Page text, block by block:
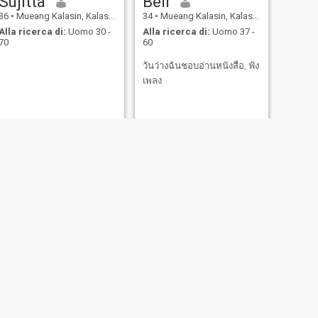
• Mueang Kalasin, Kalasin, Thailandia
ricerca di: Uomo 30 -
34 • Mueang Kalasin, Kalasin, Thailandia
Alla ricerca di: Uomo 37 -
60
วันว่างฉันชอบอ่านหนังสือ, ฟัง
เพลง